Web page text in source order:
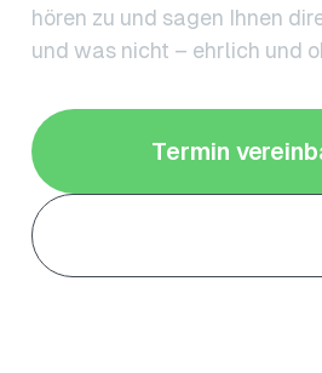
hören zu und sagen Ihnen
und was nicht – ehrlich und
Termin